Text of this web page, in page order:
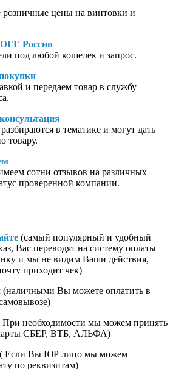
цены на винтовки и
России
под любой кошелек и запрос.
и передаем товар в службу
в тематике и могут дать
товару.
сотни отзывов на различных
проверенной компании.
(самый популярный и удобный
Вас переводят на систему оплаты
и мы не видим Ваши действия,
приходит чек)
(наличными Вы можете оплатить в
При необходимости мы можем принять
карты СБЕР, ВТБ, АЛЬФА)
( Если Вы ЮР лицо мы можем
по реквизитам)